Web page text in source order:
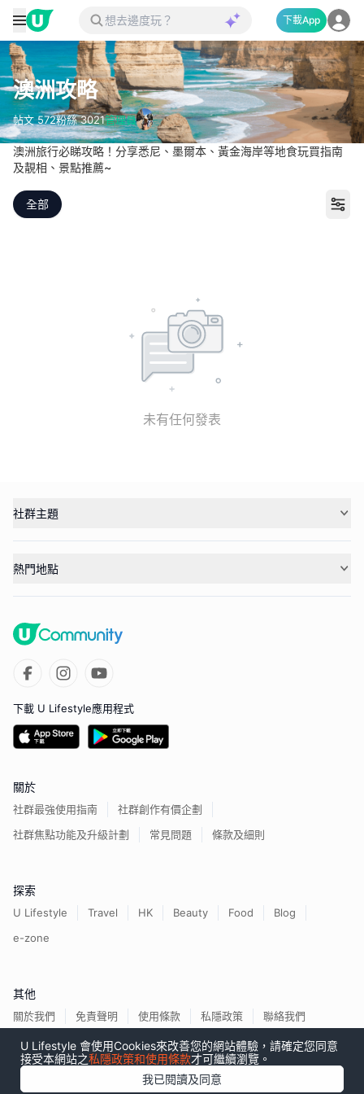
下載App
澳洲攻略
帖文572粉絲3021管理員
澳洲旅行必睇攻略！分享悉尼、墨爾本、黃金海岸等地食玩買指南
及靚相、景點推薦~
全部 打
未有任何發表
社群主題
熱門地點
下載 U Lifestyle應用程式
關於
社群最強使用指南
社群創作有價企劃
社群焦點功能及升級計劃
常見問題 條款及細則
探索
U Lifestyle Travel HK Beauty Food
Blog
e-zone
其他
關於我們 免責聲明 使用條款 私隱政策 聯絡我們
2026
U Lifestyle 會使用Cookies來改善您的網站體驗，請確定您同意
接受本網站之私隱政策和使用條款才可繼續瀏覽。
我已閱讀及同意